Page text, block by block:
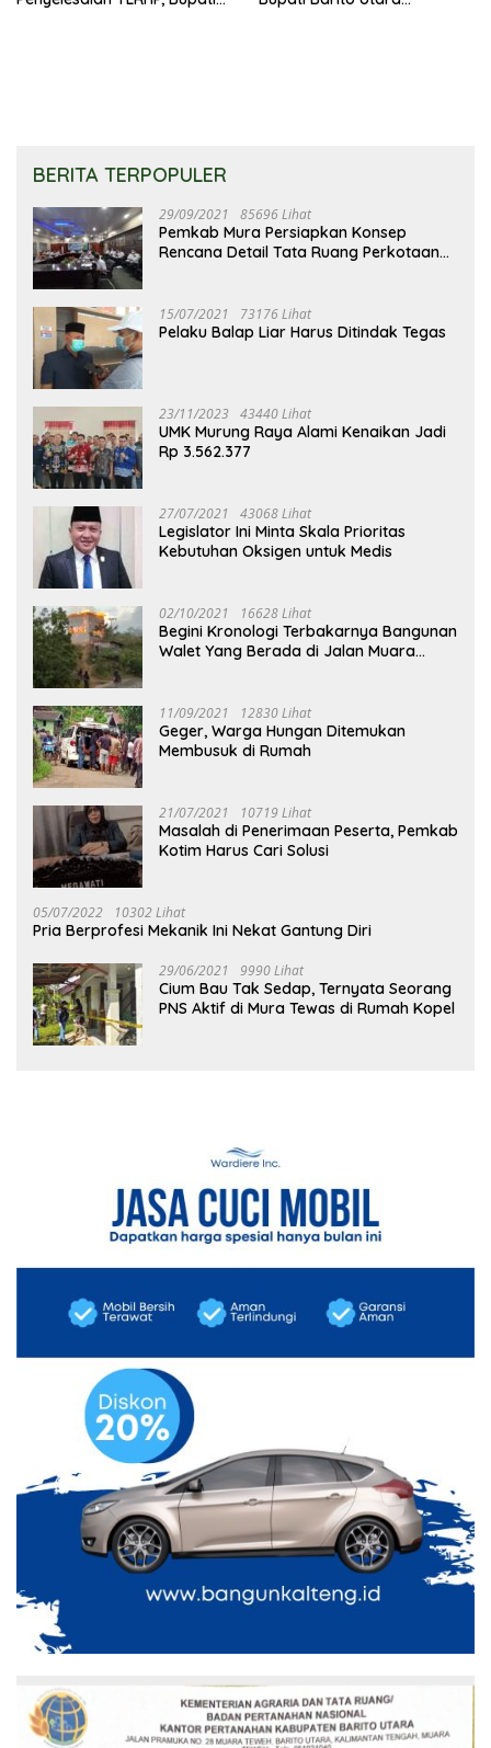
BERITA TERPOPULER
29/09/2021 85696 Lihat
Pemkab Mura Persiapkan Konsep
Rencana Detail Tata Ruang Perkotaan
15/07/2021 73176 Lihat
Pelaku Balap Liar Harus Ditindak Tegas
23/11/2023 43440 Lihat
UMK Murung Raya Alami Kenaikan Jadi
Rp 3.562.377
27/07/2021 43068 Lihat
Legislator Ini Minta Skala Prioritas
Kebutuhan Oksigen untuk Medis
02/10/2021 16628 Lihat
Begini Kronologi Terbakarnya Bangunan
Walet Yang Berada di Jalan Muara
11/09/2021 12830 Lihat
Geger, Warga Hungan Ditemukan
Membusuk di Rumah
21/07/2021 10719 Lihat
Masalah di Penerimaan Peserta, Pemkab
Kotim Harus Cari Solusi
05/07/2022 10302 Lihat
Pria Berprofesi Mekanik Ini Nekat Gantung Diri
29/06/2021 9990 Lihat
Cium Bau Tak Sedap, Ternyata Seorang
PNS Aktif di Mura Tewas di Rumah Kopel